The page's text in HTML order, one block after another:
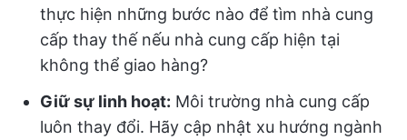
thực hiện những bước nào để tìm nhà cung
cấp thay thế nếu nhà cung cấp hiện tại
không thể giao hàng?
Giữ sự linh hoạt: Môi trường nhà cung cấp
luôn thay đổi. Hãy cập nhật xu hướng ngành